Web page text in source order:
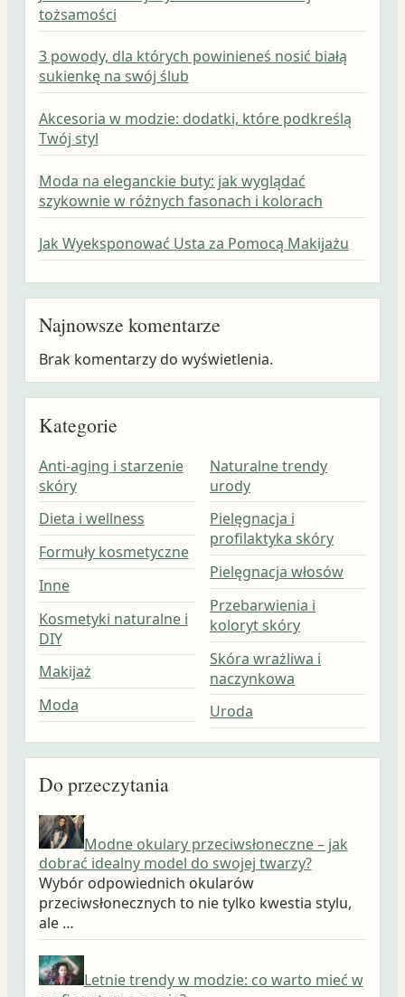
tożsamości
3 powody, dla których powinieneś nosić białą
sukienkę na swój ślub
Akcesoria w modzie: dodatki, które podkreślą
Twój styl
Moda na eleganckie buty: jak wyglądać
szykownie w różnych fasonach i kolorach
Jak Wyeksponować Usta za Pomocą Makijażu
Najnowsze komentarze
Brak komentarzy do wyświetlenia.
Kategorie
Anti-aging i starzenie
skóry
Dieta i wellness
Formuły kosmetyczne
Inne
Kosmetyki naturalne i
DIY
Makijaż
Moda
Naturalne trendy
urody
Pielęgnacja i
profilaktyka skóry
Pielęgnacja włosów
Przebarwienia i
koloryt skóry
Skóra wrażliwa i
naczynkowa
Uroda
Do przeczytania
Modne okulary przeciwsłoneczne – jak
dobrać idealny model do swojej twarzy?
Wybór odpowiednich okularów
przeciwsłonecznych to nie tylko kwestia stylu,
ale …
Letnie trendy w modzie: co warto mieć w